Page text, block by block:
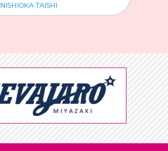
NISHIOKA TAISHI